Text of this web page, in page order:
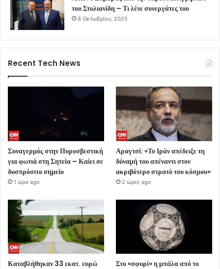
του Στυλιανίδη – Τι λένε συνεργάτες του
8 Οκτωβρίου, 2025
Recent Tech News
Συναγερμός στην Πυροσβεστική
για φωτιά στη Σητεία – Καίει σε
δυσπρόσιτο σημείο
1 ώρα ago
Αραγτσί: «Το Ιράν απέδειξε τη
δύναμή του απέναντι στον
ακριβότερο στρατό του κόσμου»
2 ώρες ago
Καταβλήθηκαν 33 εκατ. ευρώ Στο «σφυρί» η μπάλα από το